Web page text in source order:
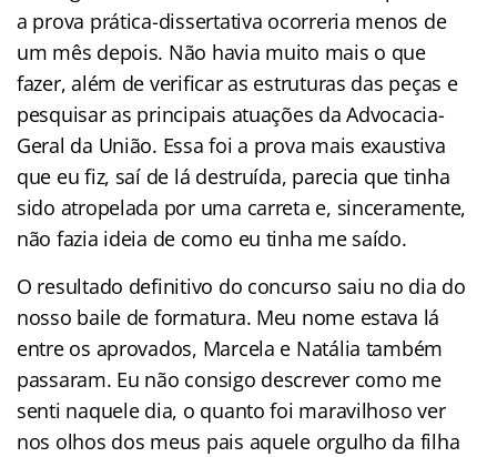
a prova prática-dissertativa ocorreria menos de
um mês depois. Não havia muito mais o que
fazer, além de verificar as estruturas das peças e
pesquisar as principais atuações da Advocacia-
Geral da União. Essa foi a prova mais exaustiva
que eu fiz, saí de lá destruída, parecia que tinha
sido atropelada por uma carreta e, sinceramente,
não fazia ideia de como eu tinha me saído.
O resultado definitivo do concurso saiu no dia do
nosso baile de formatura. Meu nome estava lá
entre os aprovados, Marcela e Natália também
passaram. Eu não consigo descrever como me
senti naquele dia, o quanto foi maravilhoso ver
nos olhos dos meus pais aquele orgulho da filha